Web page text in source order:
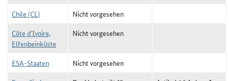
Chile (CL)
Nicht vorgesehen
Côte d`Ivoire,
Elfenbeinküste
Nicht vorgesehen
ESA-Staaten
Nicht vorgesehen